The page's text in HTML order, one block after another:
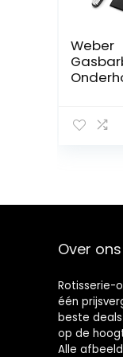
Weber
Over ons
Rotisserie-
één
beste
op de
Alle